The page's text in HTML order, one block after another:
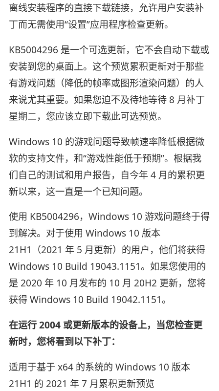
离线安装程序的直接下载链接，允许用户安装补
丁而无需使用“设置”应用程序检查更新。
KB5004296 是一个可选更新，它不会自动下载或
安装到您的桌面上。这个预览累积更新对于那些
有游戏问题（降低的帧率或图形渲染问题）的人
来说尤其重要。如果您迫不及待地等待 8 月补丁
星期二，您应该立即下载此可选预览。
Windows 10 的游戏问题导致帧速率降低根据微
软的支持文件，和“游戏性能低于预期”。根据我
们自己的测试和用户报告，自今年 4 月的累积更
新以来，这一直是一个已知问题。
使用 KB5004296，Windows 10 游戏问题终于得
到解决。对于使用 Windows 10 版本
21H1（2021 年 5 月更新）的用户，他们将获得
Windows 10 Build 19043.1151。如果您使用的
是 2020 年 10 月发布的 10 月 20H2 更新，您将
获得 Windows 10 Build 19042.1151。
在运行 2004 或更新版本的设备上，当您检查更
新时，您将看到以下补丁：
适用于基于 x64 的系统的 Windows 10 版本
21H1 的 2021 年 7 月累积更新预览